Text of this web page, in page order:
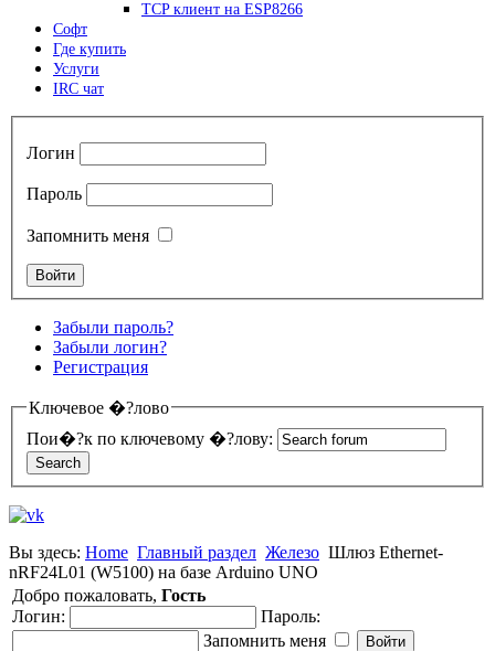
TCP клиент на ESP8266
Софт
Где купить
Услуги
IRC чат
Логин
Пароль
Запомнить меня
Забыли пароль?
Забыли логин?
Регистрация
Ключевое �?лово
Пои�?к по ключевому �?лову:
Вы здесь: Home Главный раздел Железо Шлюз Ethernet-
nRF24L01 (W5100) на базе Arduino UNO
Добро пожаловать, Гость
Логин:
Пароль:
Запомнить меня